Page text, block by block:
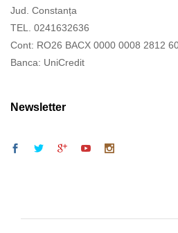
Jud. Constanța
TEL. 0241632636
Cont: RO26 BACX 0000 0008 2812
Banca: UniCredit
Newsletter